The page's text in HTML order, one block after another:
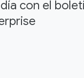
con el